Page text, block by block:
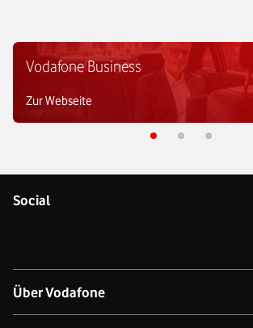
Vodafone Business
Zur Webseite
Social
Über Vodafone